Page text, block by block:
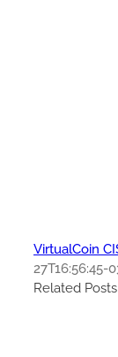
VirtualCoin
27T16:56:45-
Related Posts